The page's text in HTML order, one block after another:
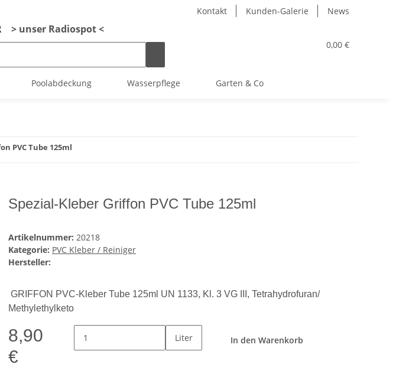
Kontakt Kunden-Galerie News
> unser Radiospot <
0,00 €
Poolabdeckung Wasserpflege Garten & Co
PVC Tube 125ml
Spezial-Kleber Griffon PVC Tube 125ml
Artikelnummer: 20218
Kategorie: PVC Kleber / Reiniger
Hersteller:
GRIFFON PVC-Kleber Tube 125ml UN 1133, Kl. 3 VG III, Tetrahydrofuran/
Methylethylketo
8,90
€
Liter In den Warenkorb